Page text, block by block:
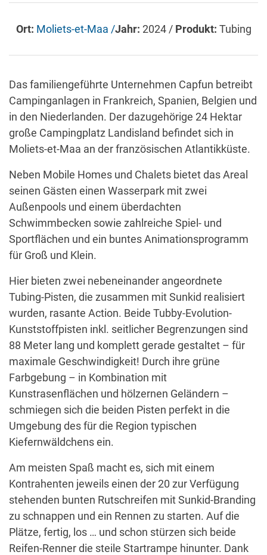
Ort: Moliets-et-Maa /Jahr: 2024 / Produkt: Tubing
Das familiengeführte Unternehmen Capfun betreibt
Campinganlagen in Frankreich, Spanien, Belgien und
in den Niederlanden. Der dazugehörige 24 Hektar
große Campingplatz Landisland befindet sich in
Moliets-et-Maa an der französischen Atlantikküste.
Neben Mobile Homes und Chalets bietet das Areal
seinen Gästen einen Wasserpark mit zwei
Außenpools und einem überdachten
Schwimmbecken sowie zahlreiche Spiel- und
Sportflächen und ein buntes Animationsprogramm
für Groß und Klein.
Hier bieten zwei nebeneinander angeordnete
Tubing-Pisten, die zusammen mit Sunkid realisiert
wurden, rasante Action. Beide Tubby-Evolution-
Kunststoffpisten inkl. seitlicher Begrenzungen sind
88 Meter lang und komplett gerade gestaltet – für
maximale Geschwindigkeit! Durch ihre grüne
Farbgebung – in Kombination mit
Kunstrasenflächen und hölzernen Geländern –
schmiegen sich die beiden Pisten perfekt in die
Umgebung des für die Region typischen
Kiefernwäldchens ein.
Am meisten Spaß macht es, sich mit einem
Kontrahenten jeweils einen der 20 zur Verfügung
stehenden bunten Rutschreifen mit Sunkid-Branding
zu schnappen und ein Rennen zu starten. Auf die
Plätze, fertig, los … und schon stürzen sich beide
Reifen-Renner die steile Startrampe hinunter. Dank